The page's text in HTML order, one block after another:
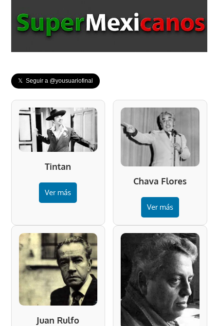
𝕏 Seguir a @yousuariofinal
Tintan
Ver más
Chava Flores
Ver más
Juan Rulfo